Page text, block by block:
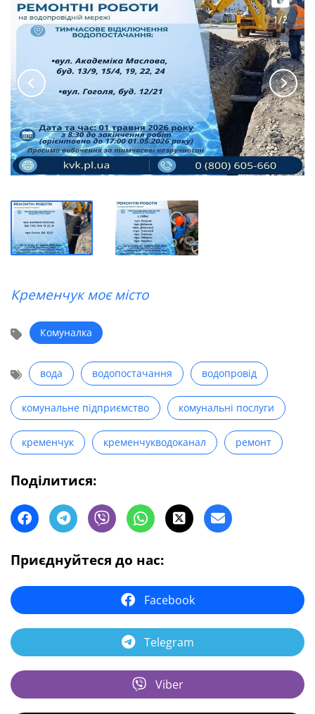
1/2
Кременчук моє місто
Комуналка
вода водопостачання водопровід
комунальне підприємство комунальні послуги
кременчук кременчукводоканал ремонт
Поділитися:
Приєднуйтеся до нас:
Facebook
Telegram
Viber